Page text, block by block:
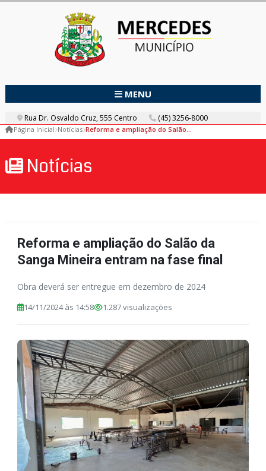
MENU
Rua Dr. Osvaldo Cruz, 555 Centro (45) 3256-8000
Página Inicial Notícias Reforma e ampliação do Salão da Sanga Mineira entram na fase final
Notícias
Reforma e ampliação do Salão da
Sanga Mineira entram na fase final
Obra deverá ser entregue em dezembro de 2024
14/11/2024 às 14:58 1.287 visualizações